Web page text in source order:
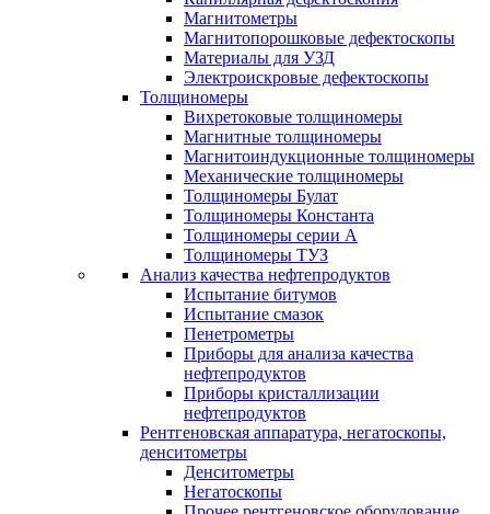
Магнитометры
Магнитопорошковые дефектоскопы
Материалы для УЗД
Электроискровые дефектоскопы
Толщиномеры
Вихретоковые толщиномеры
Магнитные толщиномеры
Магнитоиндукционные толщиномеры
Механические толщиномеры
Толщиномеры Булат
Толщиномеры Константа
Толщиномеры серии А
Толщиномеры ТУЗ
Анализ качества нефтепродуктов
Испытание битумов
Испытание смазок
Пенетрометры
Приборы для анализа качества
нефтепродуктов
Приборы кристаллизации
нефтепродуктов
Рентгеновская аппаратура, негатоскопы,
денситометры
Денситометры
Негатоскопы